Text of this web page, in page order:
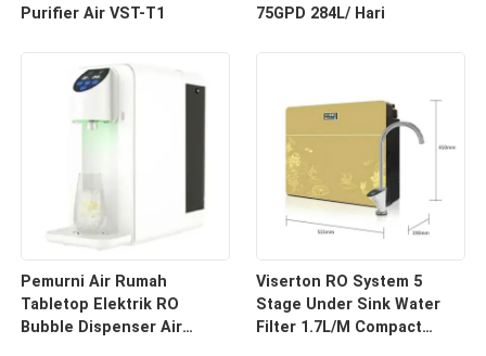
Purifier Air VST-T1
75GPD 284L/ Hari
Pemurni Air Rumah
Tabletop Elektrik RO
Bubble Dispenser Air
Viserton RO System 5
Stage Under Sink Water
Filter 1.7L/M Compact